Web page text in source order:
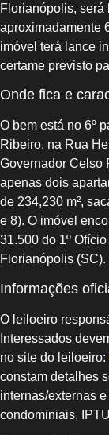
Florianópolis,
aproximadamente
imóvel terá lance
certame previsto
Onde fica e
O bem está no 6º
Ribeiro, na Rua
Governador Celso
apenas dois
de 234,230 m²,
e 8). O imóvel
31.500 do 1º
Florianópolis (SC).
Informações
O leiloeiro
Interessados
no site do leiloeiro:
constam detalhes
internas/externas
condominiais,